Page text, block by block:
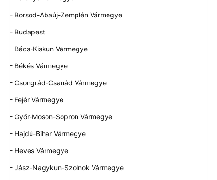
- Borsod-Abaúj-Zemplén Vármegye
- Budapest
- Bács-Kiskun Vármegye
- Békés Vármegye
- Csongrád-Csanád Vármegye
- Fejér Vármegye
- Győr-Moson-Sopron Vármegye
- Hajdú-Bihar Vármegye
- Heves Vármegye
- Jász-Nagykun-Szolnok Vármegye